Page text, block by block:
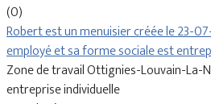
(0)
Robert est un menuisier créée le 23-
employé et sa forme sociale est
Zone de travail Ottignies-Louvain-La-
entreprise individuelle